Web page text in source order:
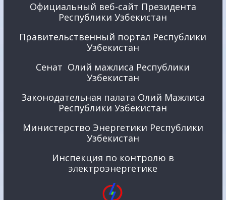
Официальный веб-сайт Президента
Республики Узбекистан
Правительственный портал Республики
Узбекистан
Сенат Олий мажлиса Республики
Узбекистан
Законодательная палата Олий Мажлиса
Республики Узбекистан
Министерство Энергетики Республики
Узбекистан
Инспекция по контролю в
электроэнергетике